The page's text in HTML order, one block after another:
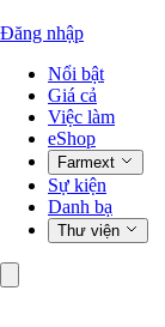
Đăng nhập
Nổi bật
Giá cả
Việc làm
eShop
Farmext
Sự kiện
Danh bạ
Thư viện